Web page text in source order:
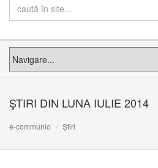
ŞTIRI DIN LUNA IULIE 2014
e-communio Știri